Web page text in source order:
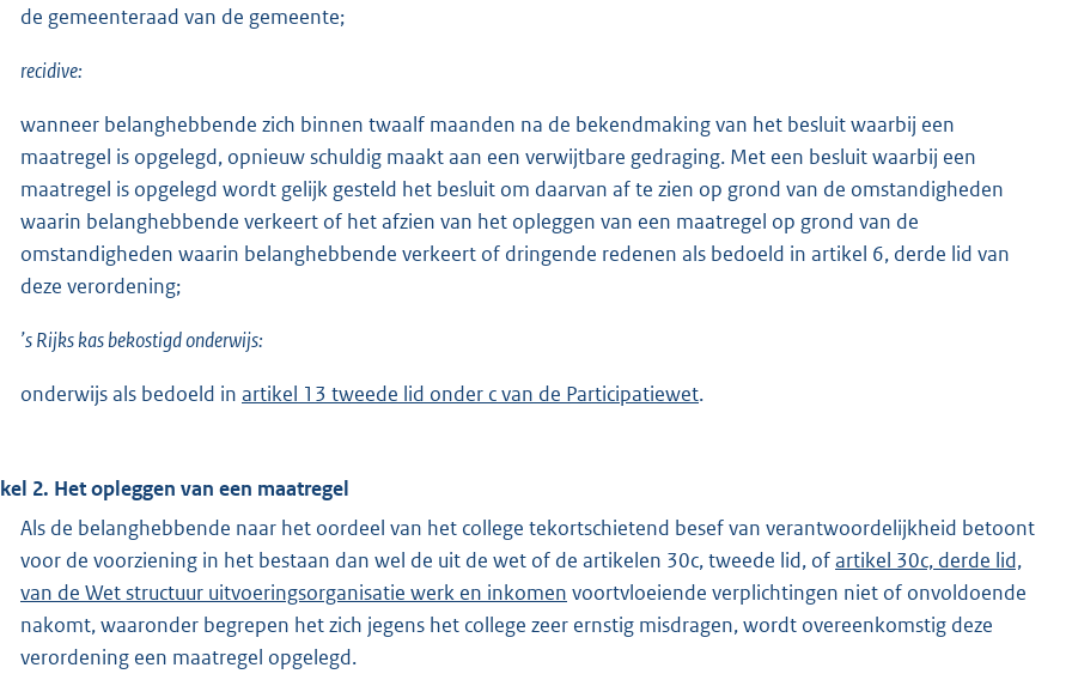
de gemeenteraad van de gemeente;
recidive:
wanneer belanghebbende zich binnen twaalf maanden na de bekendmaking van het besluit waarbij een
maatregel is opgelegd, opnieuw schuldig maakt aan een verwijtbare gedraging. Met een besluit waarbij een
maatregel is opgelegd wordt gelijk gesteld het besluit om daarvan af te zien op grond van de omstandigheden
waarin belanghebbende verkeert of het afzien van het opleggen van een maatregel op grond van de
omstandigheden waarin belanghebbende verkeert of dringende redenen als bedoeld in artikel 6, derde lid van
deze verordening;
’s Rijks kas bekostigd onderwijs:
onderwijs als bedoeld in artikel 13 tweede lid onder c van de Participatiewet.
2. Het opleggen van een maatregel
Als de belanghebbende naar het oordeel van het college tekortschietend besef van verantwoordelijkheid betoont
voor de voorziening in het bestaan dan wel de uit de wet of de artikelen 30c, tweede lid, ofartikel 30c, derde lid,
van de Wet structuur uitvoeringsorganisatie werk en inkomen voortvloeiende verplichtingen niet of onvoldoende
nakomt, waaronder begrepen het zich jegens het college zeer ernstig misdragen, wordt overeenkomstig deze
verordening een maatregel opgelegd.